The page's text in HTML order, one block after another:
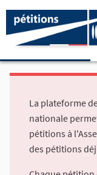
La plateforme
nationale
pétitions à
des pétitions